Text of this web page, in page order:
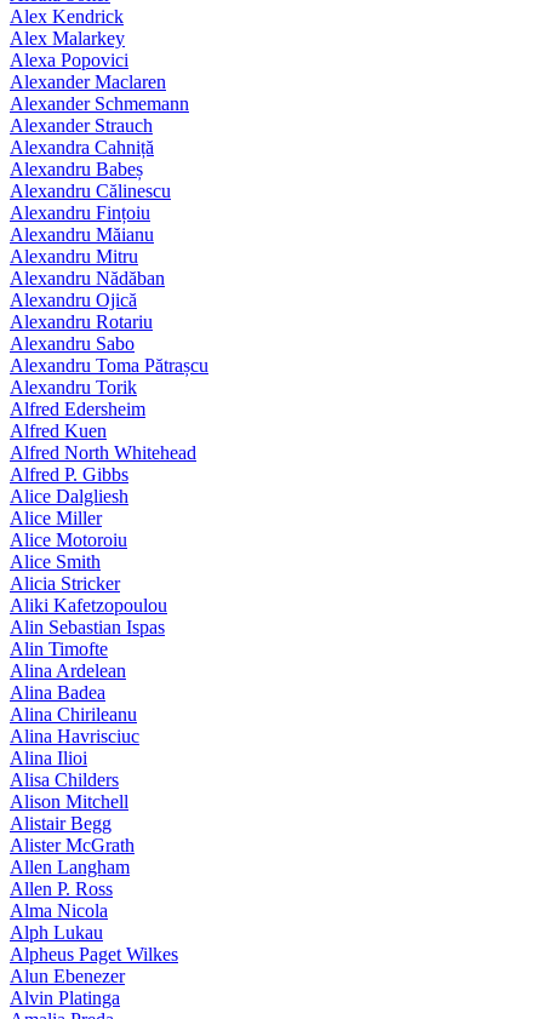
Alex Kendrick
Alex Malarkey
Alexa Popovici
Alexander Maclaren
Alexander Schmemann
Alexander Strauch
Alexandra Cahniță
Alexandru Babeș
Alexandru Călinescu
Alexandru Fințoiu
Alexandru Măianu
Alexandru Mitru
Alexandru Nădăban
Alexandru Ojică
Alexandru Rotariu
Alexandru Sabo
Alexandru Toma Pătrașcu
Alexandru Torik
Alfred Edersheim
Alfred Kuen
Alfred North Whitehead
Alfred P. Gibbs
Alice Dalgliesh
Alice Miller
Alice Motoroiu
Alice Smith
Alicia Stricker
Aliki Kafetzopoulou
Alin Sebastian Ispas
Alin Timofte
Alina Ardelean
Alina Badea
Alina Chirileanu
Alina Havrisciuc
Alina Ilioi
Alisa Childers
Alison Mitchell
Alistair Begg
Alister McGrath
Allen Langham
Allen P. Ross
Alma Nicola
Alph Lukau
Alpheus Paget Wilkes
Alun Ebenezer
Alvin Platinga